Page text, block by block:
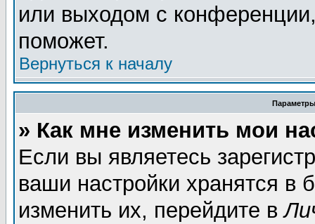
или выходом с
поможет.
Вернуться к началу
» Как мне изменить мои
Если вы являетесь
ваши настройки хранятся
изменить их, перейдите в